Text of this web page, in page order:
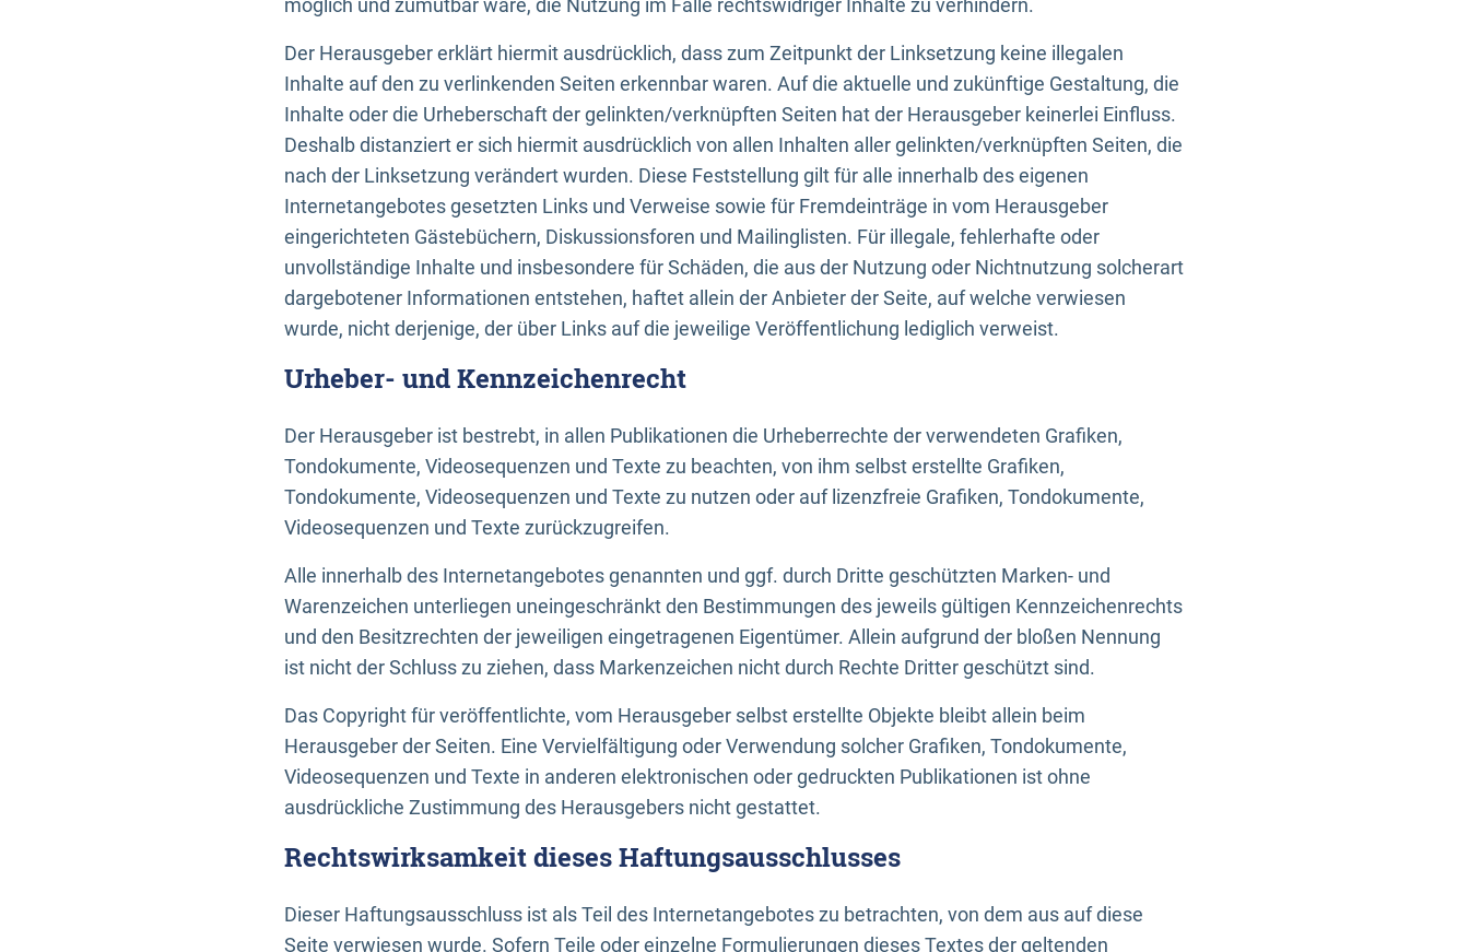
möglich und zumutbar wäre, die Nutzung im Falle rechtswidriger Inhalte zu verhindern.
Der Herausgeber erklärt hiermit ausdrücklich, dass zum Zeitpunkt der Linksetzung keine illegalen
Inhalte auf den zu verlinkenden Seiten erkennbar waren. Auf die aktuelle und zukünftige Gestaltung, die
Inhalte oder die Urheberschaft der gelinkten/verknüpften Seiten hat der Herausgeber keinerlei Einfluss.
Deshalb distanziert er sich hiermit ausdrücklich von allen Inhalten aller gelinkten/verknüpften Seiten, die
nach der Linksetzung verändert wurden. Diese Feststellung gilt für alle innerhalb des eigenen
Internetangebotes gesetzten Links und Verweise sowie für Fremdeinträge in vom Herausgeber
eingerichteten Gästebüchern, Diskussionsforen und Mailinglisten. Für illegale, fehlerhafte oder
unvollständige Inhalte und insbesondere für Schäden, die aus der Nutzung oder Nichtnutzung solcherart
dargebotener Informationen entstehen, haftet allein der Anbieter der Seite, auf welche verwiesen
wurde, nicht derjenige, der über Links auf die jeweilige Veröffentlichung lediglich verweist.
Urheber- und Kennzeichenrecht
Der Herausgeber ist bestrebt, in allen Publikationen die Urheberrechte der verwendeten Grafiken,
Tondokumente, Videosequenzen und Texte zu beachten, von ihm selbst erstellte Grafiken,
Tondokumente, Videosequenzen und Texte zu nutzen oder auf lizenzfreie Grafiken, Tondokumente,
Videosequenzen und Texte zurückzugreifen.
Alle innerhalb des Internetangebotes genannten und ggf. durch Dritte geschützten Marken- und
Warenzeichen unterliegen uneingeschränkt den Bestimmungen des jeweils gültigen Kennzeichenrechts
und den Besitzrechten der jeweiligen eingetragenen Eigentümer. Allein aufgrund der bloßen Nennung
ist nicht der Schluss zu ziehen, dass Markenzeichen nicht durch Rechte Dritter geschützt sind.
Das Copyright für veröffentlichte, vom Herausgeber selbst erstellte Objekte bleibt allein beim
Herausgeber der Seiten. Eine Vervielfältigung oder Verwendung solcher Grafiken, Tondokumente,
Videosequenzen und Texte in anderen elektronischen oder gedruckten Publikationen ist ohne
ausdrückliche Zustimmung des Herausgebers nicht gestattet.
Rechtswirksamkeit dieses Haftungsausschlusses
Dieser Haftungsausschluss ist als Teil des Internetangebotes zu betrachten, von dem aus auf diese
Seite verwiesen wurde. Sofern Teile oder einzelne Formulierungen dieses Textes der geltenden